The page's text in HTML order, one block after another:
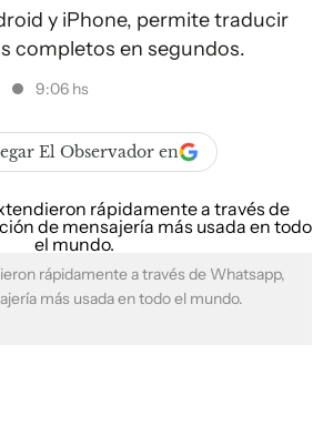
y iPhone, permite traducir
completos en segundos.
9:06 hs
El Observador en
rápidamente a través de Whatsapp,
más usada en todo el mundo.